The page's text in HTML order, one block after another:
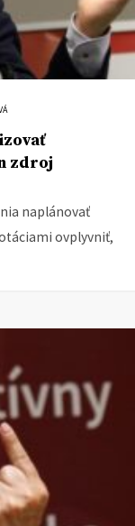
zdroj
naplánovať
ovplyvniť,